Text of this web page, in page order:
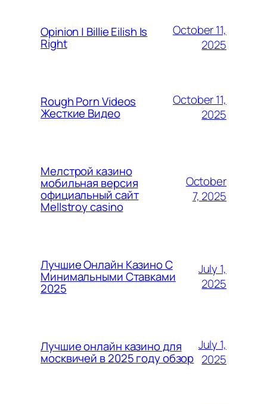
Opinion | Billie Eilish Is
Right
October 11,
2025
Rough Porn Videos
Жесткие Видео
October 11,
2025
Мелстрой казино
мобильная версия
официальный сайт
Mellstroy casino
October
7, 2025
Лучшие Онлайн Казино С
Минимальными Ставками
2025
July 1,
2025
Лучшие онлайн казино для
москвичей в 2025 году обзор
July 1,
2025